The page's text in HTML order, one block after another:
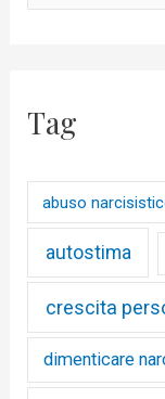
Tag
abuso
autostima
crescita
dimenticare